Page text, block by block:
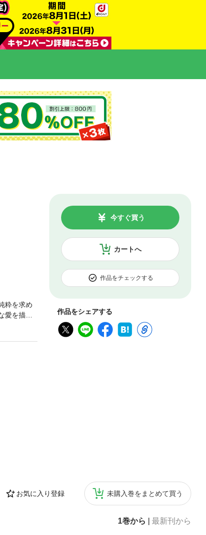
カートへ
今すぐ買う
作品をチェックする
作品をシェアする
お気に入り登録 未購入巻をまとめて買う
1巻から 最新刊から
粋を求め
愛を描